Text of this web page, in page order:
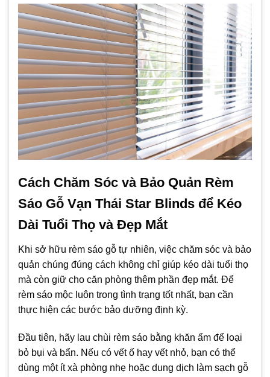
Cách Chăm Sóc và Bảo Quản Rèm
Sáo Gỗ Vạn Thái Star Blinds để Kéo
Dài Tuổi Thọ và Đẹp Mắt
Khi sở hữu rèm sáo gỗ tự nhiên, việc chăm sóc và bảo
quản chúng đúng cách không chỉ giúp kéo dài tuổi thọ
mà còn giữ cho căn phòng thêm phần đẹp mắt. Để
rèm sáo mộc luôn trong tình trạng tốt nhất, bạn cần
thực hiện các bước bảo dưỡng định kỳ.
Đầu tiên, hãy lau chùi rèm sáo bằng khăn ẩm để loại
bỏ bụi và bẩn. Nếu có vết ố hay vết nhỏ, bạn có thể
dùng một ít xà phòng nhẹ hoặc dung dịch làm sạch gỗ